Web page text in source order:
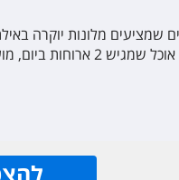
שמציעים מלונות יוקרה
המלונות מציעים לאורחים אירוח ברמה בסיסית ובמחירים נמוכים.